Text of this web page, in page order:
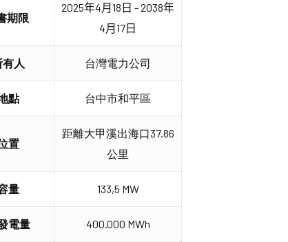
期限
2025年4月18日 - 2038年
4月17日
人 台灣電力公司
點 台中市和平區
置
距離大甲溪出海口37.86
公里
量 133,5 MW
電量 400.000 MWh